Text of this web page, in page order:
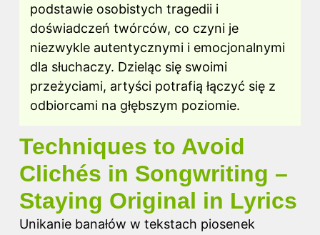
podstawie osobistych tragedii i
doświadczeń twórców, co czyni je
niezwykle autentycznymi i emocjonalnymi
dla słuchaczy. Dzieląc się swoimi
przeżyciami, artyści potrafią łączyć się z
odbiorcami na głębszym poziomie.
Techniques to Avoid
Clichés in Songwriting –
Staying Original in Lyrics
Unikanie banałów w tekstach piosenek